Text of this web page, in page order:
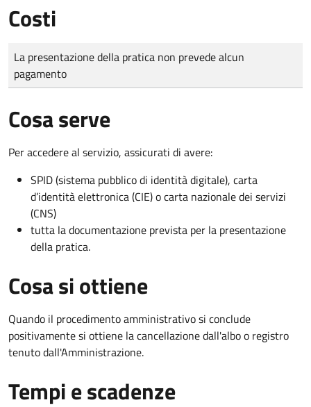
Costi
Tipo di pagamento
Importo
La presentazione della pratica non prevede alcun
pagamento
Cosa serve
Per accedere al servizio, assicurati di avere:
SPID (sistema pubblico di identità digitale), carta
d’identità elettronica (CIE) o carta nazionale dei servizi
(CNS)
tutta la documentazione prevista per la presentazione
della pratica.
Cosa si ottiene
Quando il procedimento amministrativo si conclude
positivamente si ottiene la cancellazione dall'albo o registro
tenuto dall'Amministrazione.
Tempi e scadenze